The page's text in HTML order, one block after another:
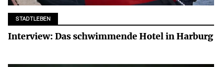
STADTLEBEN
Interview: Das schwimmende Hotel in Harburg